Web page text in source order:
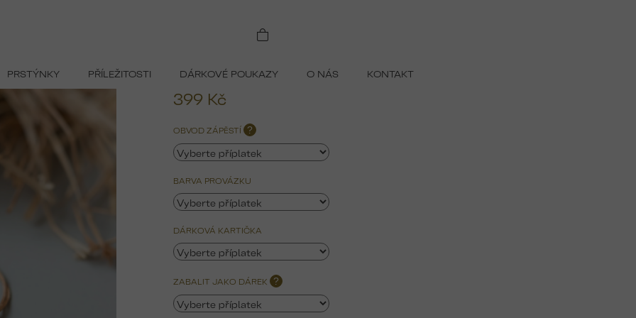
PRSTÝNKY PŘÍLEŽITOSTI DÁRKOVÉ POUKAZY O NÁS KONTAKT
399 Kč
cena:
OBVOD ZÁPĚSTÍ ?
BARVA PROVÁZKU
DÁRKOVÁ KARTIČKA
ZABALIT JAKO DÁREK ?